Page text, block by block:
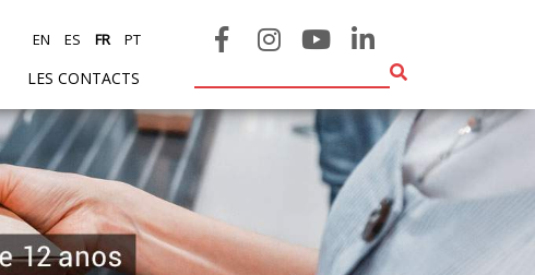
LES CONTACTS
EN ES FR PT